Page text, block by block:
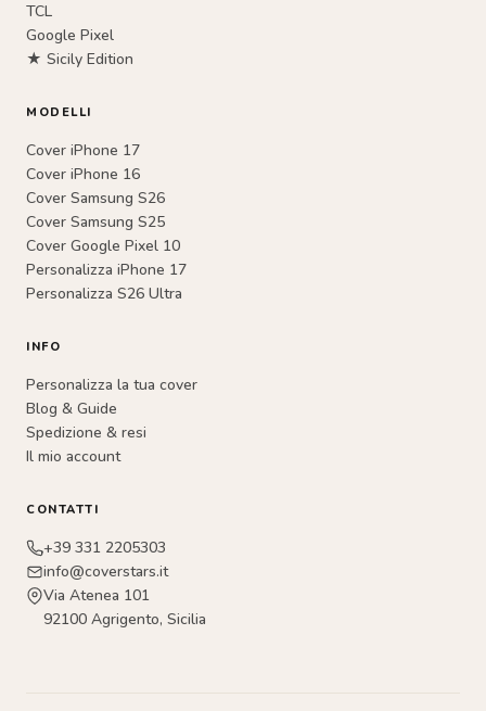
TCL
Google Pixel
★ Sicily Edition
MODELLI
Cover iPhone 17
Cover iPhone 16
Cover Samsung S26
Cover Samsung S25
Cover Google Pixel 10
Personalizza iPhone 17
Personalizza S26 Ultra
INFO
Personalizza la tua cover
Blog & Guide
Spedizione & resi
Il mio account
CONTATTI
+39 331 2205303
info@coverstars.it
Via Atenea 101
92100 Agrigento, Sicilia